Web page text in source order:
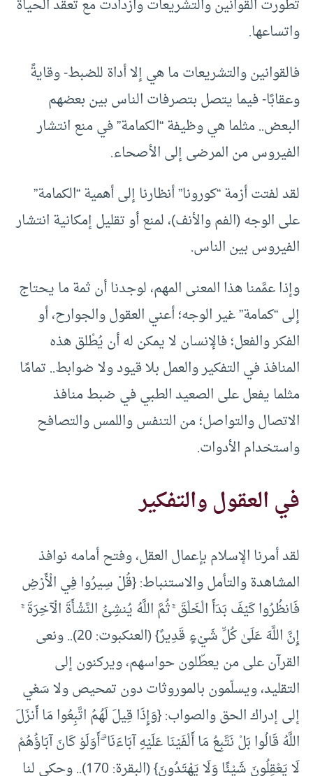
تطورت القوانين والتشريعات وازدادت مع تعقُّد الحياة
واتساعها.
فالقوانين والتشريعات ما هي إلا أداة للضبط- وقايةً
وعقابًا- فيما يتصل بتصرفات الناس بين بعضهم
البعض.. مثلما هي وظيفة “الكمامة” في منع انتشار
الفيروس من المرضى إلى الأصحاء.
لقد لفتت أزمة “كورونا” أنظارنا إلى أهمية “الكمامة”
على الوجه (الفم والأنف)، لمنع أو تقليل إمكانية انتشار
الفيروس بين الناس.
وإذا عمَّمنا هذا المعنى المهم، لوجدنا أن ثمة ما يحتاج
إلى “كمامة” غير الوجه؛ أعني العقول والجوارح، أو
الفكر والفعل؛ فالإنسان لا يمكن له أن يُطْلق هذه
المنافذ في التفكير والعمل بلا قيود ولا ضوابط.. تمامًا
مثلما يفعل على الصعيد الطبي في ضبط منافذ
الاتصال والتواصل؛ من التنفس واللمس والتصافح
واستخدام الأدوات.
في العقول والتفكير
لقد أمرنا الإسلام بإعمال العقل، وفتح أمامه نوافذ
المشاهدة والتأمل والاستنباط: {قُلْ سِيرُوا فِي الْأَرْضِ
فَانظُرُوا كَيْفَ بَدَأَ الْخَلْقَ ۚ ثُمَّ اللَّهُ يُنشِئُ النَّشْأَةَ الْآخِرَةَ ۚ
إِنَّ اللَّهَ عَلَىٰ كُلِّ شَيْءٍ قَدِيرٌ} (العنكبوت: 20).. ونعى
القرآن على من يعطّلون حواسهم، ويركنون إلى
التقليد، ويسلّمون بالموروثات دون تمحيص ولا سَعْي
إلى إدراك الحق والصواب: {وَإِذَا قِيلَ لَهُمُ اتَّبِعُوا مَا أَنزَلَ
اللَّهُ قَالُوا بَلْ نَتَّبِعُ مَا أَلْفَيْنَا عَلَيْهِ آبَاءَنَا ۗ أَوَلَوْ كَانَ آبَاؤُهُمْ
لَا يَعْقِلُونَ شَيْئًا وَلَا يَهْتَدُونَ} (البقرة: 170).. وحكى لنا